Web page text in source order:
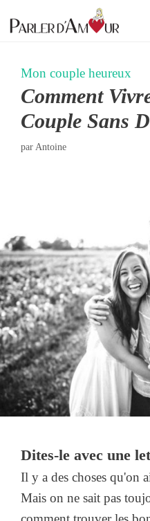
au
Mon couple heureux
Comment
Couple Sans
par Antoine
Dites-le avec une
Il y a des choses qu'on
Mais on ne sait pas